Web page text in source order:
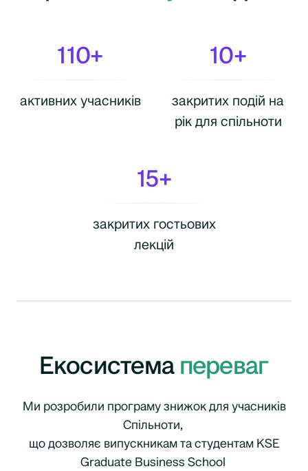
110+
активних учасників
10+
закритих подій на
рік для спільноти
15+
закритих гостьових
лекцій
Екосистема переваг
Ми розробили програму знижок для учасників
Спільноти,
що дозволяє випускникам та студентам KSE
Graduate Business School